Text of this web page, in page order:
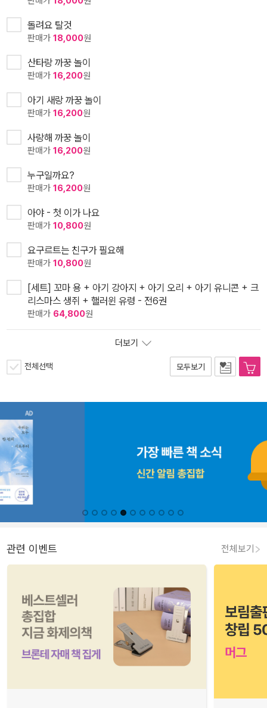
돌려요 탈것
판매가 18,000원
산타랑 까꿍 놀이
판매가 16,200원
아기 새랑 까꿍 놀이
판매가 16,200원
사랑해 까꿍 놀이
판매가 16,200원
누구일까요?
판매가 16,200원
아야 - 첫 이가 나요
판매가 10,800원
요구르트는 친구가 필요해
판매가 10,800원
[세트] 꼬마 용 + 아기 강아지 + 아기 오리 + 아기 유니콘 + 크
리스마스 생쥐 + 핼러윈 유령 - 전6권
판매가 64,800원
더보기
전체선택 모두보기
관련 이벤트 전체보기